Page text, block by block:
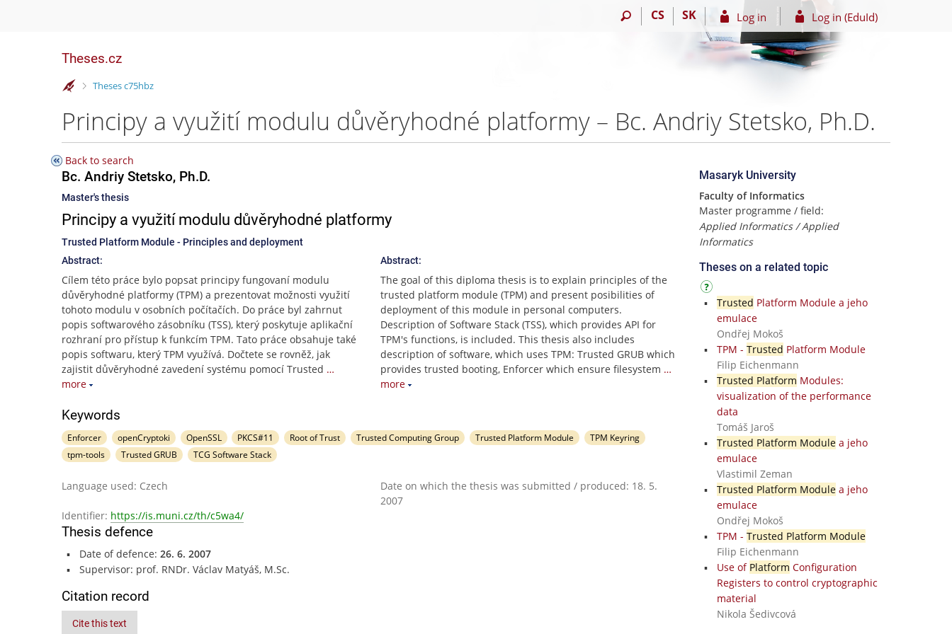
CS SK Log in Log in (EduId)
Theses.cz
>
Theses c75hbz
Principy a využití modulu důvěryhodné platformy – Bc. Andriy Stetsko, Ph.D.
Back to search
Bc. Andriy Stetsko, Ph.D.
Master's thesis
Principy a využití modulu důvěryhodné platformy
Trusted Platform Module - Principles and deployment
Abstract:
Cílem této práce bylo popsat principy fungovaní modulu
důvěryhodné platformy (TPM) a prezentovat možnosti využití
tohoto modulu v osobních počítačích. Do práce byl zahrnut
popis softwarového zásobníku (TSS), který poskytuje aplikační
rozhraní pro přístup k funkcím TPM. Tato práce obsahuje také
popis softwaru, který TPM využívá. Dočtete se rovněž, jak
zajistit důvěryhodné zavedení systému pomocí Trusted …
more
Abstract:
The goal of this diploma thesis is to explain principles of the
trusted platform module (TPM) and present posibilities of
deployment of this module in personal computers.
Description of Software Stack (TSS), which provides API for
TPM's functions, is included. This thesis also includes
description of software, which uses TPM: Trusted GRUB which
provides trusted booting, Enforcer which ensure filesystem …
more
Keywords
Enforcer openCryptoki OpenSSL PKCS#11 Root of Trust Trusted Computing Group Trusted Platform Module
TPM Keyring
tpm-tools
Trusted GRUB TCG Software Stack
Language used: Czech
Date on which the thesis was submitted / produced: 18. 5.
2007
Identifier: https://is.muni.cz/th/c5wa4/
Thesis defence
Date of defence: 26. 6. 2007
Supervisor: prof. RNDr. Václav Matyáš, M.Sc.
Citation record
Cite this text
Masaryk University
Faculty of Informatics
Master programme / field:
Applied Informatics / Applied
Informatics
Theses on a related topic
Trusted Platform Module a jeho
emulace
Ondřej Mokoš
TPM - Trusted Platform Module
Filip Eichenmann
Trusted Platform Modules:
visualization of the performance
data
Tomáš Jaroš
Trusted Platform Modulea jeho
emulace
Vlastimil Zeman
Trusted Platform Modulea jeho
emulace
Ondřej Mokoš
TPM - Trusted Platform Module
Filip Eichenmann
Use of Platform Configuration
Registers to control cryptographic
material
Nikola Šedivcová